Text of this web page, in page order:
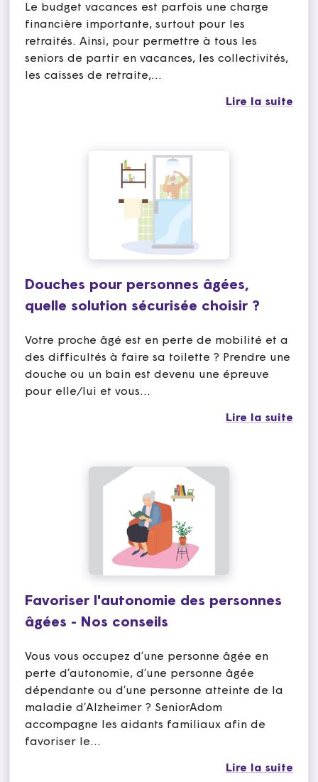
Le budget vacances est parfois une charge
financière importante, surtout pour les
retraités. Ainsi, pour permettre à tous les
seniors de partir en vacances, les collectivités,
les caisses de retraite,…
Lire la suite
Douches pour personnes âgées,
quelle solution sécurisée choisir ?
Votre proche âgé est en perte de mobilité et a
des difficultés à faire sa toilette ? Prendre une
douche ou un bain est devenu une épreuve
pour elle/lui et vous…
Lire la suite
Favoriser l'autonomie des personnes
âgées - Nos conseils
Vous vous occupez d’une personne âgée en
perte d’autonomie, d’une personne âgée
dépendante ou d’une personne atteinte de la
maladie d’Alzheimer ? SeniorAdom
accompagne les aidants familiaux afin de
favoriser le…
Lire la suite